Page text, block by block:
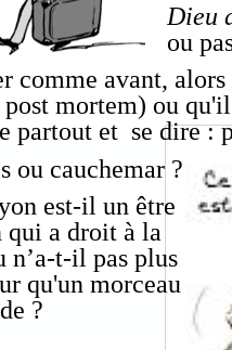
Dieu
ou
comme avant,
mortem) ou
partout et se dire :
ou cauchemar ?
est-il un être
qui a droit à la
n’a-t-il pas plus
qu'un morceau
?